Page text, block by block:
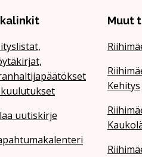
uutiskirje
Muut
Kehitys